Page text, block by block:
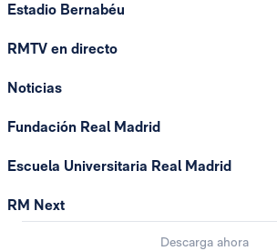
Estadio Bernabéu
RMTV en directo
Noticias
Fundación Real Madrid
Escuela Universitaria Real Madrid
RM Next
Descarga ahora